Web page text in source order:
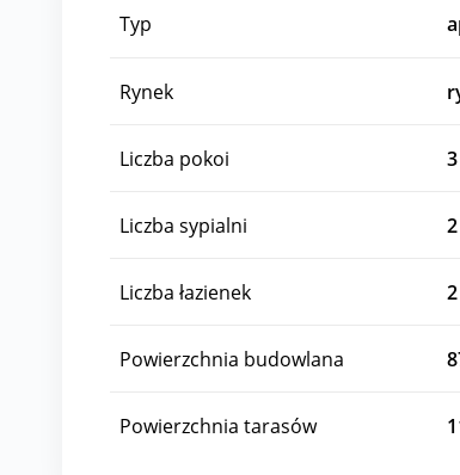
Typ
Rynek
Liczba pokoi 3
Liczba sypialni 2
Liczba łazienek 2
Powierzchnia budowlana
Powierzchnia tarasów